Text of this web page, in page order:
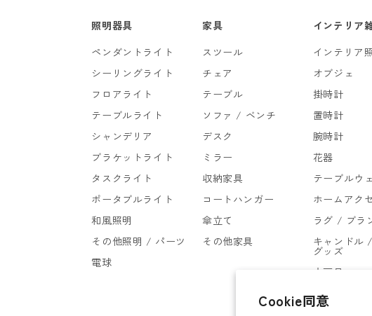
Cookie同意
照明器具
ペンダントライト
シーリングライト
フロアライト
テーブルライト
シャンデリア
ブラケットライト
タスクライト
ポータブルライト
和風照明
その他照明 / パーツ
電球
家具
スツール
チェア
テーブル
ソファ / ベンチ
デスク
ミラー
収納家具
コートハンガー
傘立て
その他家具
インテリア
インテリア
オブジェ
掛時計
置時計
腕時計
花器
テーブルウ
ホームアク
ラグ / ブラ
キャンドル
グッズ
文房具
ゴミ箱